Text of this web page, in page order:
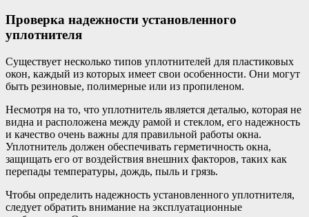
Проверка надежности установленного
уплотнителя
Существует несколько типов уплотнителей для пластиковых
окон, каждый из которых имеет свои особенности. Они могут
быть резиновые, полимерные или из пропиленом.
Несмотря на то, что уплотнитель является деталью, которая не
видна и расположена между рамой и стеклом, его надежность
и качество очень важны для правильной работы окна.
Уплотнитель должен обеспечивать герметичность окна,
защищать его от воздействия внешних факторов, таких как
перепады температуры, дождь, пыль и грязь.
Чтобы определить надежность установленного уплотнителя,
следует обратить внимание на эксплуатационные